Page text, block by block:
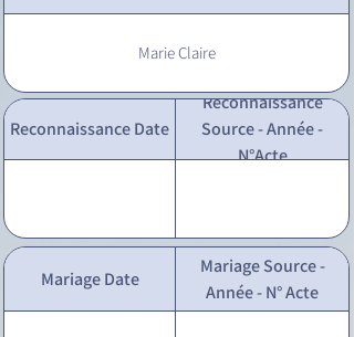
Marie Claire
Reconnaissance Date
Reconnaissance
Source - Année -
N°Acte
Mariage Date
Mariage Source -
Année - N° Acte